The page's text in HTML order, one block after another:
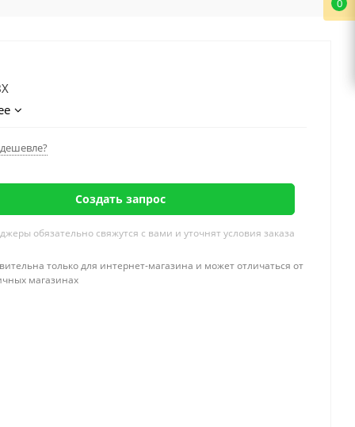
Создать запрос
обязательно свяжутся с вами и уточнят условия заказа
только для интернет-магазина и может отличаться от
магазинах
0